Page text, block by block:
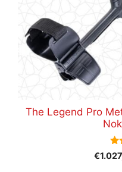
The Legend Pro
€